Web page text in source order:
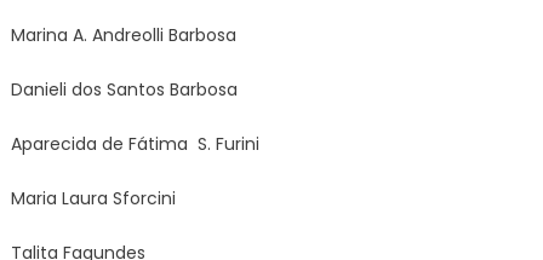
Marina A. Andreolli Barbosa
Danieli dos Santos Barbosa
Aparecida de Fátima S. Furini
Maria Laura Sforcini
Talita Fagundes